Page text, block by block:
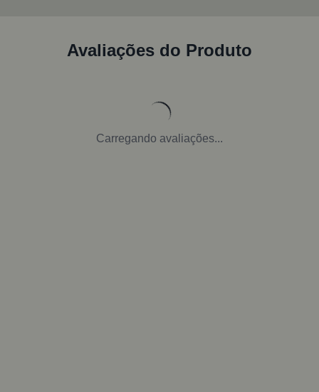
Avaliações do Produto
Carregando avaliações...